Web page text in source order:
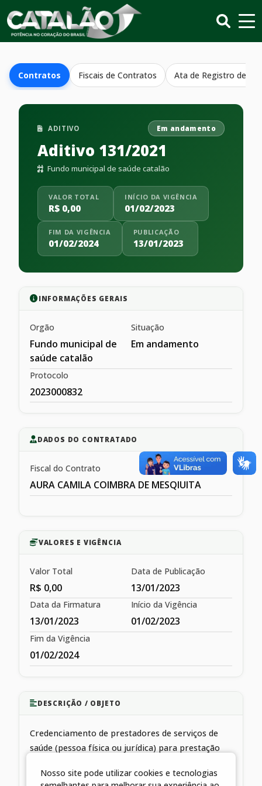
Contratos Fiscais de Contratos Ata de Registro de
ADITIVO Em andamento
Aditivo 131/2021
Fundo municipal de saúde catalão
VALOR TOTAL
R$ 0,00
INÍCIO DA VIGÊNCIA
01/02/2023
FIM DA VIGÊNCIA
01/02/2024
PUBLICAÇÃO
13/01/2023
INFORMAÇÕES GERAIS
Orgão
Fundo municipal de
saúde catalão
Situação
Em andamento
Protocolo
2023000832
DADOS DO CONTRATADO
Fiscal do Contrato
AURA CAMILA COIMBRA DE MESQIUITA
VALORES E VIGÊNCIA
Valor Total
R$ 0,00
Data de Publicação
13/01/2023
Data da Firmatura
13/01/2023
Início da Vigência
01/02/2023
Fim da Vigência
01/02/2024
DESCRIÇÃO / OBJETO
Credenciamento de prestadores de serviços de
saúde (pessoa física ou jurídica) para prestação
população
Nosso site pode utilizar cookies e tecnologias